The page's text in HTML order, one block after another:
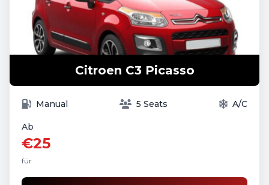
Citroen C3 Picasso
Manual 5 Seats A/C
Ab
€25
für